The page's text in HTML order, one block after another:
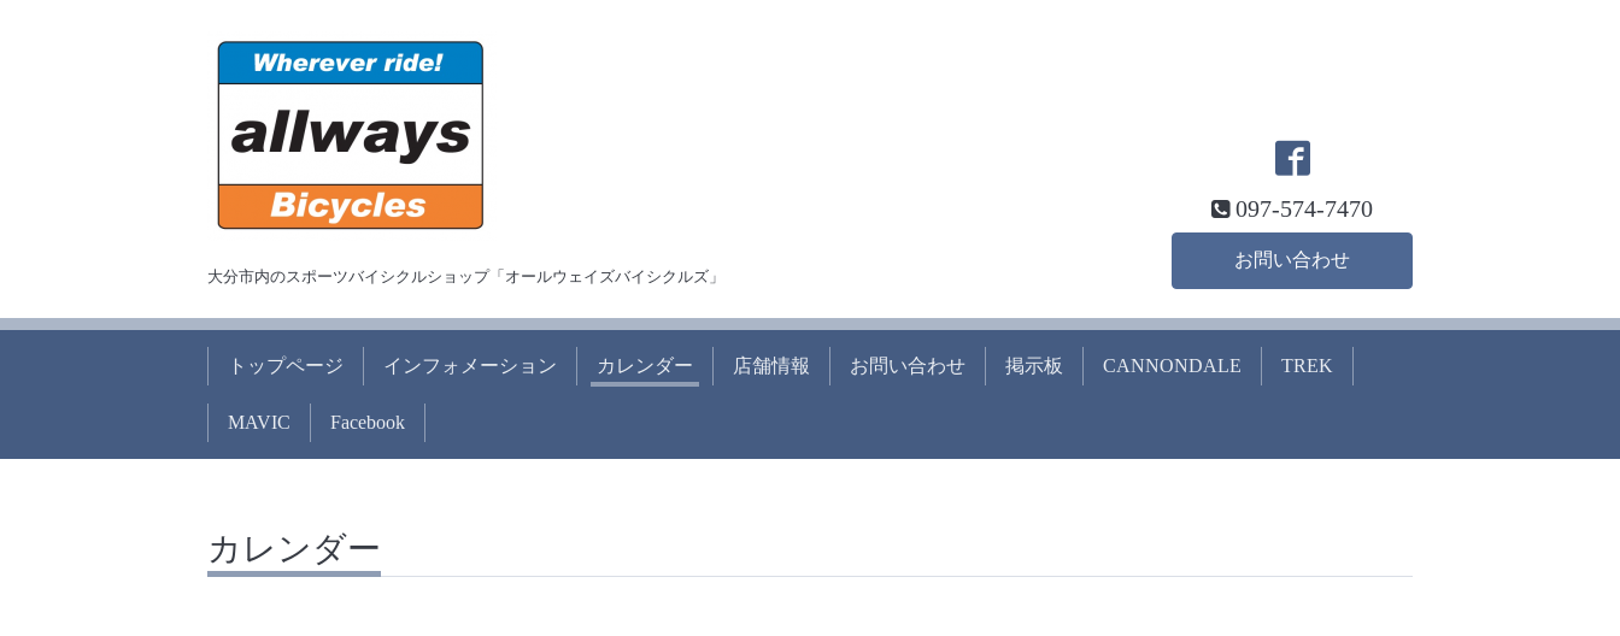
大分市内のスポーツバイシクルショップ「オールウェイズバイシクルズ」
097-574-7470
お問い合わせ
トップページ インフォメーション カレンダー 店舗情報 お問い合わせ 掲示板 CANNONDALE TREK
MAVIC Facebook
カレンダー